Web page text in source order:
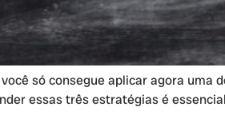
só consegue aplicar agora uma
essas três estratégias é